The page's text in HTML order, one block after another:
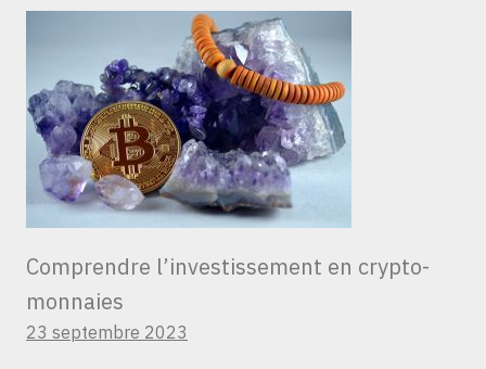
Comprendre l’investissement en crypto-
monnaies
23 septembre 2023